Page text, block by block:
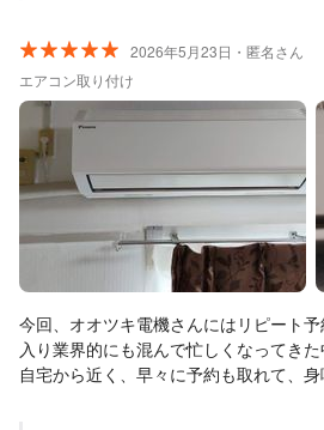
2026年5月23日・匿名さん
エアコン取り付け
今回、オオツキ電機さんにはリピート
入り業界的にも混んで忙しくなってき
自宅から近く、早々に予約も取れて、
まともな業者さんが私の地域ではオオ